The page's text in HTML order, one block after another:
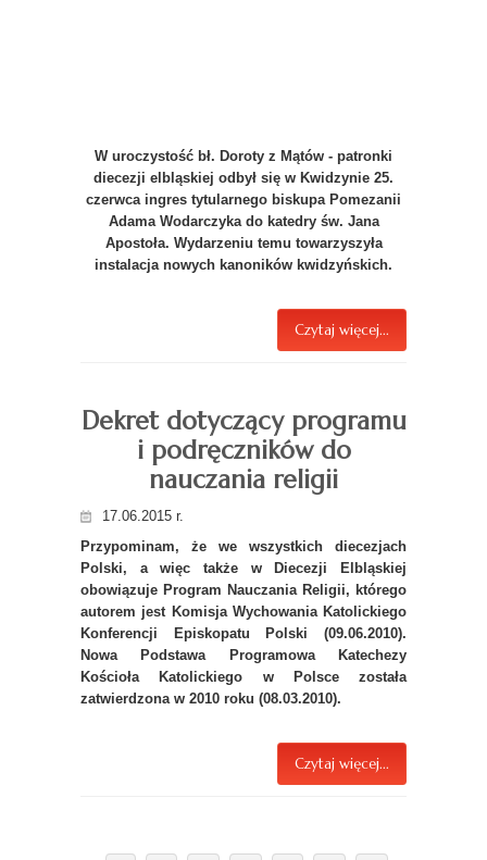
W uroczystość bł. Doroty z Mątów - patronki
diecezji elbląskiej odbył się w Kwidzynie 25.
czerwca ingres tytularnego biskupa Pomezanii
Adama Wodarczyka do katedry św. Jana
Apostoła. Wydarzeniu temu towarzyszyła
instalacja nowych kanoników kwidzyńskich.
Czytaj więcej...
Dekret dotyczący programu
i podręczników do
nauczania religii
17.06.2015 r.
Przypominam, że we wszystkich diecezjach
Polski, a więc także w Diecezji Elbląskiej
obowiązuje Program Nauczania Religii, którego
autorem jest Komisja Wychowania Katolickiego
Konferencji Episkopatu Polski (09.06.2010).
Nowa Podstawa Programowa Katechezy
Kościoła Katolickiego w Polsce została
zatwierdzona w 2010 roku (08.03.2010).
Czytaj więcej...